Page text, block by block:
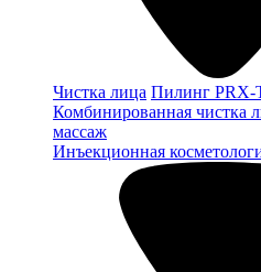
Чистка лица Пилинг PRX-
Комбинированная чистка
массаж
Инъекционная